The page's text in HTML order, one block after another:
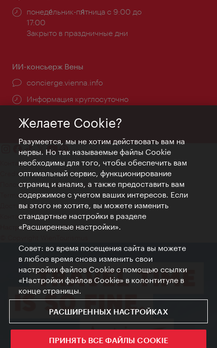
Часы
работы:
понеде́льник-пя́тница с 9:00 до
17:00
Закрыто в праздничные дни
ИИ-консьерж Вены
concierge.vienna.info
Информация круглосуточно
Контакт
Credits
Положение о конфиденциальности
Terms of Use
Доступность
Контакты для прессы
Настройки файлов Cookie
Желаете Cookie?
Разумеется, мы не хотим действовать вам на
нервы. Но так называемые файлы Cookie
необходимы для того, чтобы обеспечить вам
оптимальный сервис, функционирование
страниц и анализ, а также предоставить вам
содержимое с учетом ваших интересов. Если
вы этого не хотите, вы можете изменить
стандартные настройки в разделе
«Расширенные настройки».
Совет: во время посещения сайта вы можете
в любое время снова изменить свои
настройки файлов Cookie с помощью ссылки
«Настройки файлов Cookie» в колонтитуле в
конце страницы.
РАСШИРЕННЫХ НАСТРОЙКАХ
ПРИНЯТЬ ВСЕ ФАЙЛЫ COOKIE